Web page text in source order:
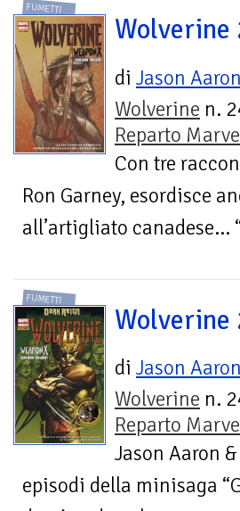
FUMETTI
Wolverine
di Jason Aaron
Wolverine n.
Reparto
Con tre
Ron Garney, esordisce
all’artigliato canadese…
FUMETTI
Wolverine
di Jason Aaron
Wolverine n.
Reparto
Jason Aaron
episodi della minisaga